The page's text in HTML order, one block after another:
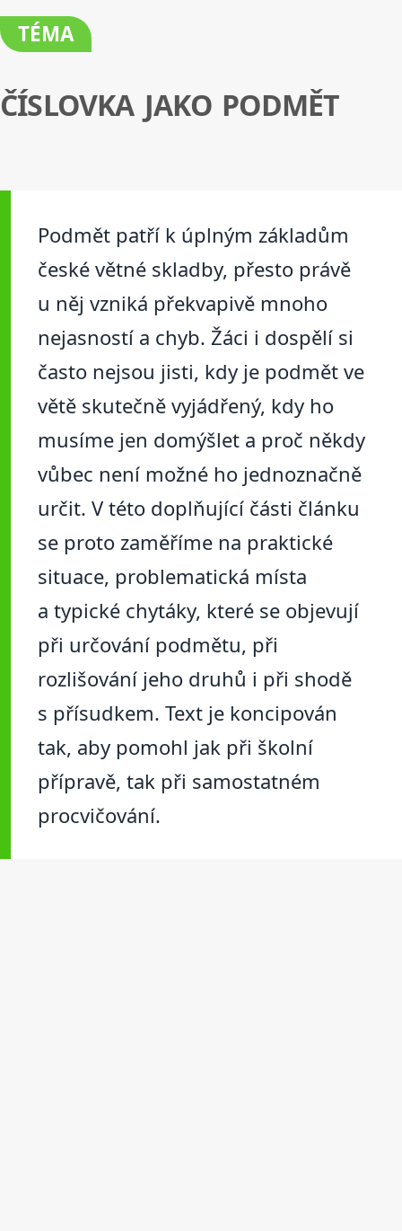
TÉMA
ČÍSLOVKA JAKO PODMĚT
Podmět patří k úplným základům
české větné skladby, přesto právě
u něj vzniká překvapivě mnoho
nejasností a chyb. Žáci i dospělí si
často nejsou jisti, kdy je podmět ve
větě skutečně vyjádřený, kdy ho
musíme jen domýšlet a proč někdy
vůbec není možné ho jednoznačně
určit. V této doplňující části článku
se proto zaměříme na praktické
situace, problematická místa
a typické chytáky, které se objevují
při určování podmětu, při
rozlišování jeho druhů i při shodě
s přísudkem. Text je koncipován
tak, aby pomohl jak při školní
přípravě, tak při samostatném
procvičování.